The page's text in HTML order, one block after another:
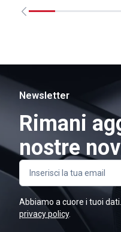
Newsletter
Rimani
nostre
Abbiamo a cuore i tuoi
privacy policy.